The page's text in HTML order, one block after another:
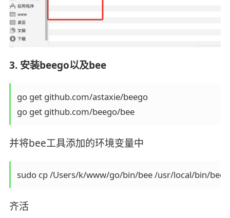
3. 安装beego以及bee
go get github.com/astaxie/beego
go get github.com/beego/bee
并将bee工具添加的环境变量中
sudo cp /Users/k/www/go/bin/bee /usr/local/bin/bee
齐活